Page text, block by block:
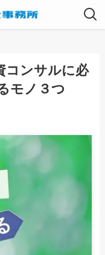
コンサルに必
モノ３つ